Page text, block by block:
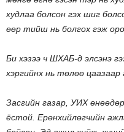
худлаа болсон гэх шиг
өөр тийш нь болгох гэж
Би хэзээ ч ШХАБ-д элсэнэ
хэргийнх нь төлөө цаазаар
Засгийн газар, УИХ
ёстой. Ерөнхийлөгчийн